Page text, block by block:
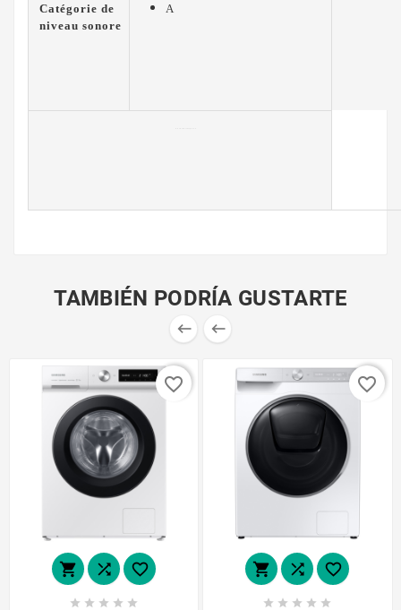
Catégorie de
niveau sonore
A
TAMBIÉN PODRÍA GUSTARTE
 
  
    
favorite_border
  
    
favorite_border